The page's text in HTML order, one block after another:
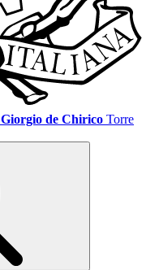
Giorgio de Chirico Torre